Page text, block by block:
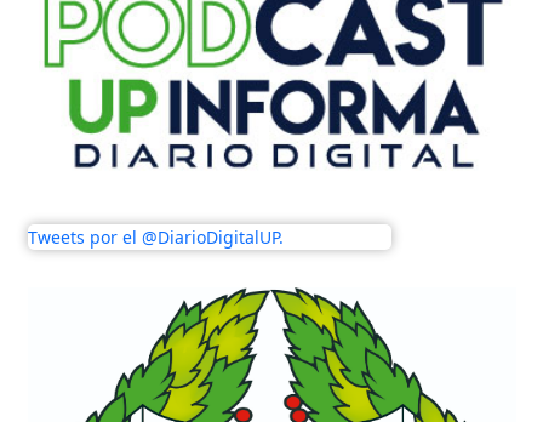
Tweets por el @DiarioDigitalUP.